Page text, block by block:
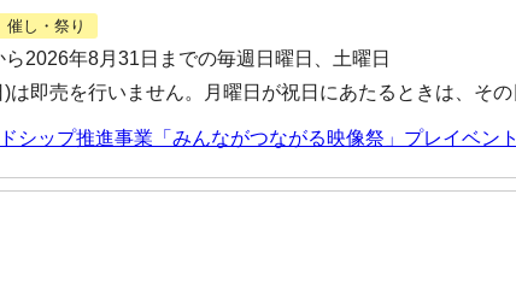
催し・祭り
2026年8月31日までの毎週日曜日、土曜日
即売を行いません。月曜日が祝日にあたるときは、そ
シップ推進事業「みんながつながる映像祭」プレイベン